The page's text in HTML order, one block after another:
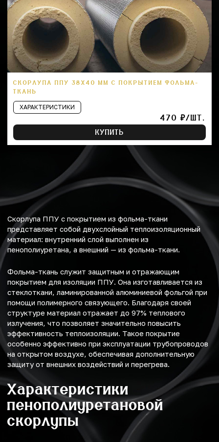
СКОРЛУПА ППУ 38Х40 ММ С ПОКРЫТИЕМ ФОЛЬМА-
ТКАНЬ
ХАРАКТЕРИСТИКИ
470 ₽/ШТ.
КУПИТЬ
Скорлупа ППУ с покрытием из фольма-ткани
представляет собой двухслойный теплоизоляционный
материал: внутренний слой выполнен из
пенополиуретана, а внешний — из фольма-ткани.
Фольма-ткань служит защитным и отражающим
покрытием для изоляции ППУ. Она изготавливается из
стеклоткани, ламинированной алюминиевой фольгой при
помощи полимерного связующего. Благодаря своей
структуре материал отражает до 97% теплового
излучения, что позволяет значительно повысить
эффективность теплоизоляции. Такое покрытие
особенно эффективно при эксплуатации трубопроводов
на открытом воздухе, обеспечивая дополнительную
защиту от внешних воздействий и перегрева.
Характеристики
пенополиуретановой
скорлупы